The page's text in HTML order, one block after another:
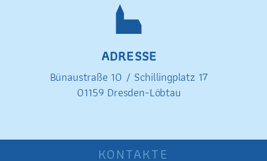
ADRESSE
Bünaustraße 10 / Schillingplatz 17
01159 Dresden-Löbtau
KONTAKTE